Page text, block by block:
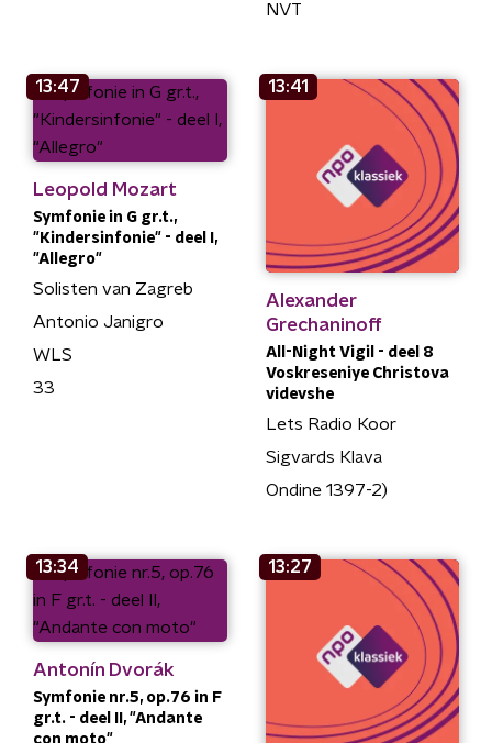
NVT
13:47
Leopold Mozart
Symfonie in G gr.t.,
"Kindersinfonie" - deel I,
"Allegro"
Solisten van Zagreb
Antonio Janigro
WLS
33
13:41
Alexander
Grechaninoff
All-Night Vigil - deel 8
Voskreseniye Christova
videvshe
Lets Radio Koor
Sigvards Klava
Ondine 1397-2)
13:34
Antonín Dvorák
Symfonie nr.5, op.76 in F
gr.t. - deel II, "Andante
con moto"
13:27